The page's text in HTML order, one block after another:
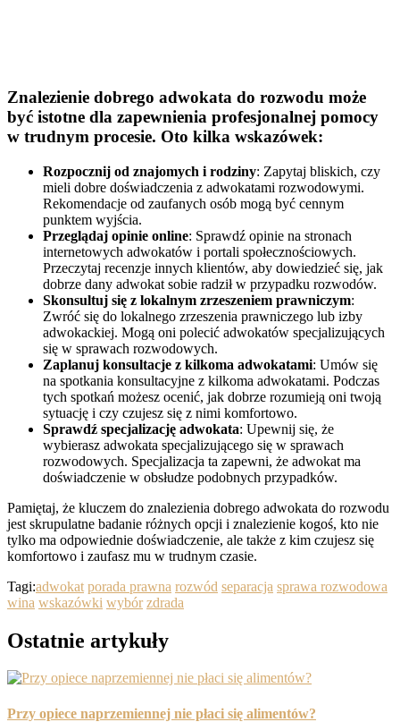
Znalezienie dobrego adwokata do rozwodu może
być istotne dla zapewnienia profesjonalnej pomocy
w trudnym procesie. Oto kilka wskazówek:
Rozpocznij od znajomych i rodziny: Zapytaj bliskich, czy
mieli dobre doświadczenia z adwokatami rozwodowymi.
Rekomendacje od zaufanych osób mogą być cennym
punktem wyjścia.
Przeglądaj opinie online: Sprawdź opinie na stronach
internetowych adwokatów i portali społecznościowych.
Przeczytaj recenzje innych klientów, aby dowiedzieć się, jak
dobrze dany adwokat sobie radził w przypadku rozwodów.
Skonsultuj się z lokalnym zrzeszeniem prawniczym:
Zwróć się do lokalnego zrzeszenia prawniczego lub izby
adwokackiej. Mogą oni polecić adwokatów specjalizujących
się w sprawach rozwodowych.
Zaplanuj konsultacje z kilkoma adwokatami: Umów się
na spotkania konsultacyjne z kilkoma adwokatami. Podczas
tych spotkań możesz ocenić, jak dobrze rozumieją oni twoją
sytuację i czy czujesz się z nimi komfortowo.
Sprawdź specjalizację adwokata: Upewnij się, że
wybierasz adwokata specjalizującego się w sprawach
rozwodowych. Specjalizacja ta zapewni, że adwokat ma
doświadczenie w obsłudze podobnych przypadków.
Pamiętaj, że kluczem do znalezienia dobrego adwokata do rozwodu
jest skrupulatne badanie różnych opcji i znalezienie kogoś, kto nie
tylko ma odpowiednie doświadczenie, ale także z kim czujesz się
komfortowo i zaufasz mu w trudnym czasie.
Tagi:adwokat porada prawna rozwód separacja sprawa rozwodowa
wina wskazówki wybór zdrada
Ostatnie artykuły
Przy opiece naprzemiennej nie płaci się alimentów?